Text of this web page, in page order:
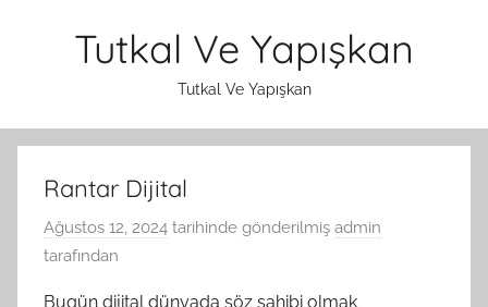
Tutkal Ve Yapışkan
Tutkal Ve Yapışkan
Rantar Dijital
Ağustos 12, 2024 tarihinde gönderilmiş admin
tarafından
Bugün dijital dünyada söz sahibi olmak